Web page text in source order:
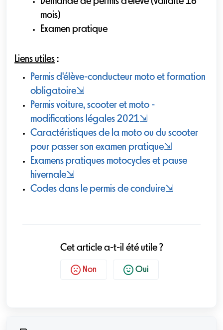
mois)
Examen pratique
Liens utiles :
Permis d'élève-conducteur moto et formation
obligatoire⇲
Permis voiture, scooter et moto -
modifications légales 2021⇲
Caractéristiques de la moto ou du scooter
pour passer son examen pratique⇲
Examens pratiques motocycles et pause
hivernale⇲
Codes dans le permis de conduire⇲
Cet article a-t-il été utile ?
Non Oui